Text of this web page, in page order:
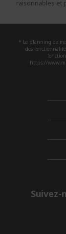
raisonnables et
* Le planning de
des
https://